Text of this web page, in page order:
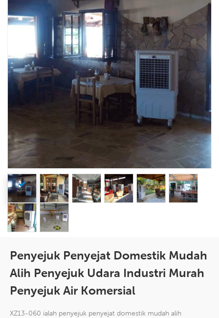
Penyejuk Penyejat Domestik Mudah
Alih Penyejuk Udara Industri Murah
Penyejuk Air Komersial
XZ13-060 ialah penyejuk penyejat domestik mudah alih